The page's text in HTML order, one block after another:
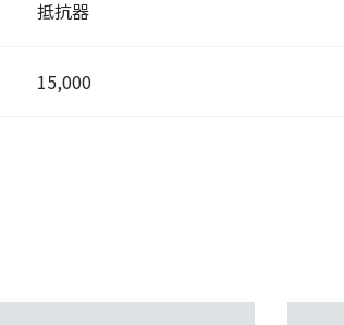
抵抗器
15,000